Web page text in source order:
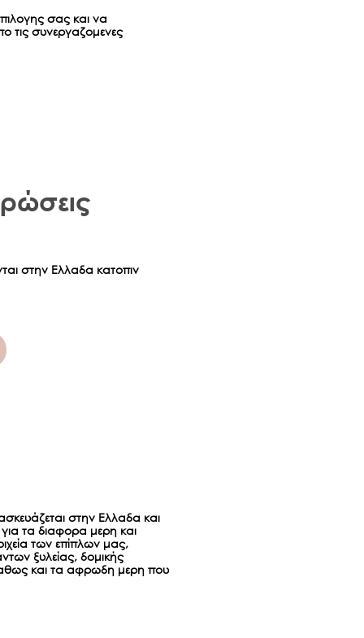
σας και να
τις συνεργαζομενες
στην Ελλαδα κατοπιν
στην Ελλαδα και
τα διαφορα μερη και
των επίπλων μας,
ξυλείας, δομικής
και τα αφρωδη μερη που